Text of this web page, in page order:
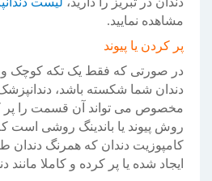
مشاهده نمایید.
پر کردن یا پیوند
در صورتی که فقط یک تکه کوچک و
دندان شما شکسته باشد،
مخصوص می تواند آن قسمت را پر
روش پیوند یا باندینگ روشی است که
کامپوزیت دندان که همرنگ
ایجاد شده یا پر کرده و کاملا